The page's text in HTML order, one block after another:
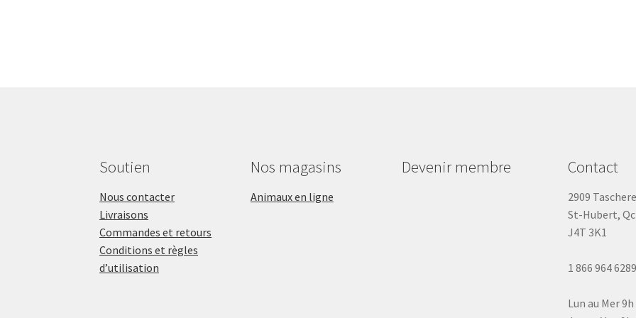
Soutien
Nous contacter
Livraisons
Commandes et retours
Conditions et règles
d’utilisation
Nos magasins
Animaux en ligne
Devenir membre Contact
2909
St-Hubert, Qc
J4T 3K1
1 866 964 6289
Lun au Mer 9h